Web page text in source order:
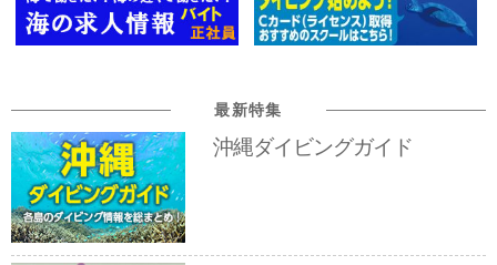
最新特集
沖縄ダイビングガイド